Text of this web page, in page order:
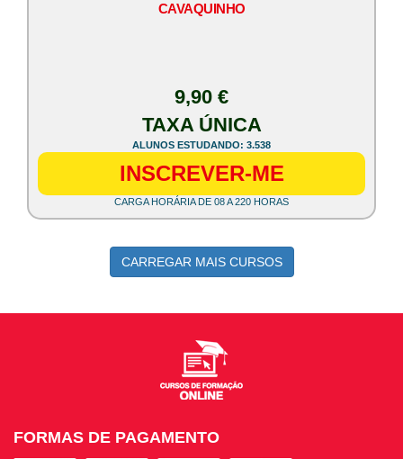
CAVAQUINHO
9,90 €
TAXA ÚNICA
ALUNOS ESTUDANDO: 3.538
INSCREVER-ME
CARGA HORÁRIA DE 08 A 220 HORAS
CARREGAR MAIS CURSOS
FORMAS DE PAGAMENTO